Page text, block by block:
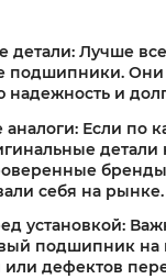
детали: Лучше
подшипники. Они
надежность и
аналоги: Если по
детали
себя на рынке.
установкой:
подшипник на
дефектов